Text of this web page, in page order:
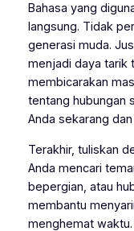
Bahasa yang
langsung. Tidak
generasi muda.
menjadi daya tarik
membicarakan
tentang hubungan
Anda sekarang
Terakhir, tuliskan
Anda mencari
bepergian, atau
membantu
menghemat waktu.